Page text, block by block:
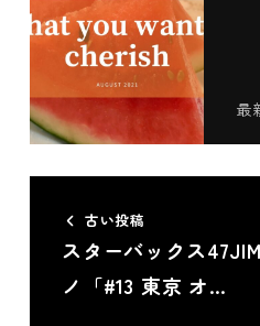
最
古い投稿
スターバックス
ノ「#13 東京 オ…